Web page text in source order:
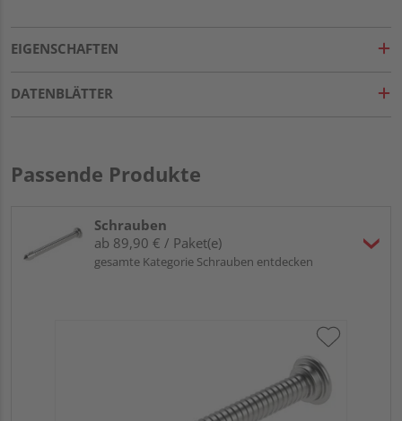
EIGENSCHAFTEN
DATENBLÄTTER
Passende Produkte
Schrauben
ab 89,90 € / Paket(e)
gesamte Kategorie Schrauben entdecken